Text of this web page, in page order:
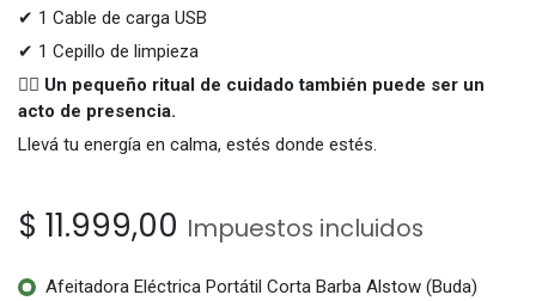
✔ 1 Cable de carga USB
✔ 1 Cepillo de limpieza
🧘‍♂️ Un pequeño ritual de cuidado también puede ser un
acto de presencia.
Llevá tu energía en calma, estés donde estés.
$ 11.999,00 Impuestos incluidos
Afeitadora Eléctrica Portátil Corta Barba Alstow (Buda)